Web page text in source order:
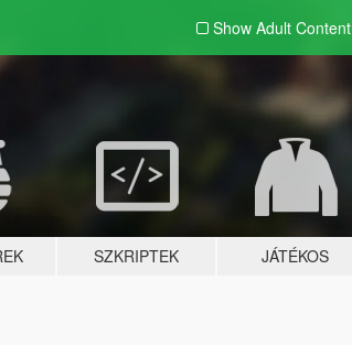
Show Adult Content
SZKRIPTEK JÁTÉKOS